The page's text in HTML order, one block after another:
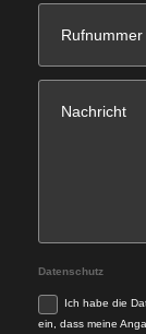
Datenschutz
Ich habe die
ein, dass meine